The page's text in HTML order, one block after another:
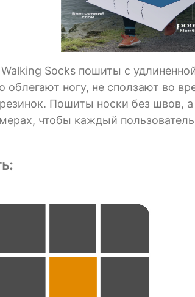
Socks пошиты с
ногу, не сползают во
Пошиты носки без швов,
чтобы каждый